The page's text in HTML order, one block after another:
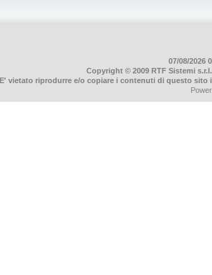
07/08/2026
Copyright © 2009 RTF Sistemi
E' vietato riprodurre e/o copiare i contenuti di questo